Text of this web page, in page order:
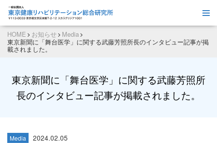
HOME お知らせ
Media
東京新聞に「舞台医学」に関する武藤芳照所長のインタビュー記事が掲
載されました。
東京新聞に「舞台医学」に関する武藤芳照所
長のインタビュー記事が掲載されました。
Media 2024.02.05